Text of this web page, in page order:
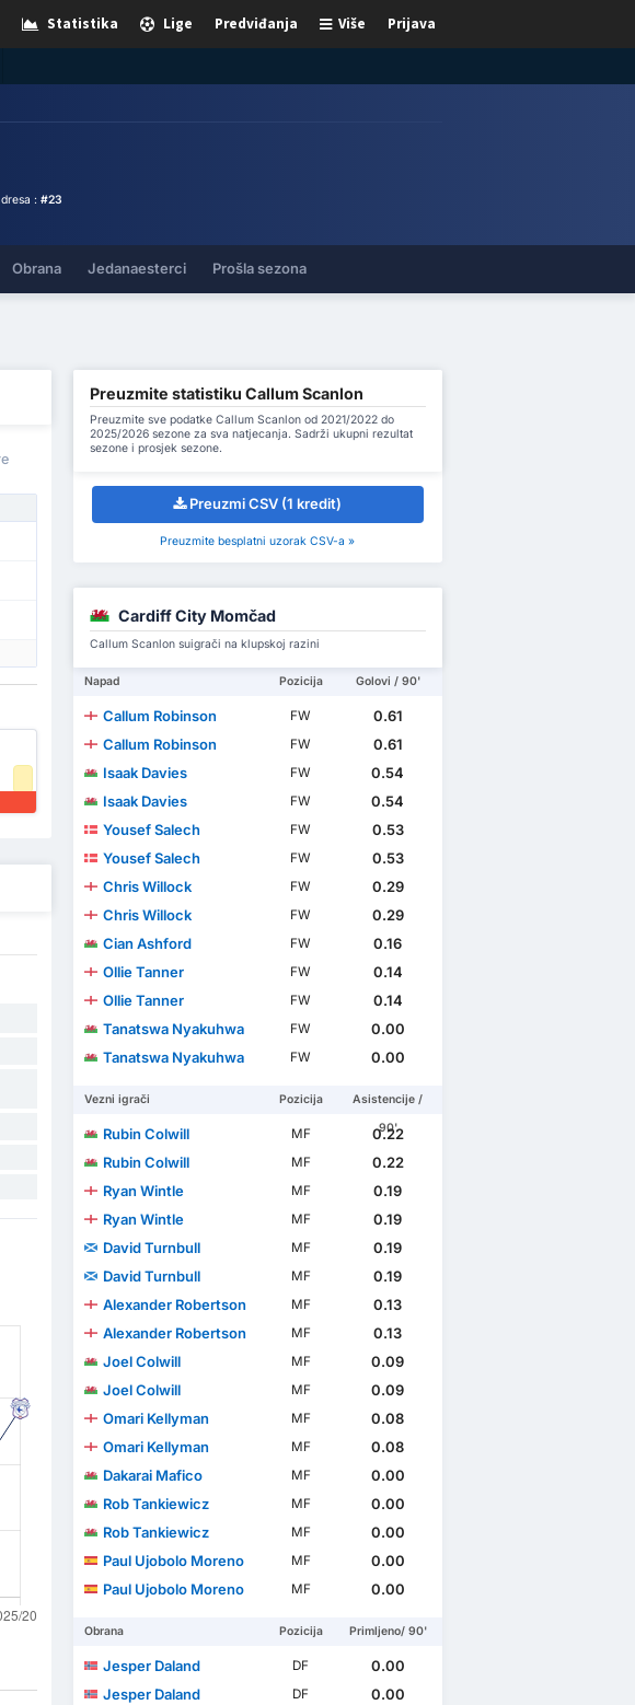
Prijava
Više
Predviđanja
Lige
Statistika
: #23
Obrana Jedanaesterci Prošla sezona
Preuzmite statistiku Callum Scanlon
Preuzmite sve podatke Callum Scanlon od 2021/2022 do
2025/2026 sezone za sva natjecanja. Sadrži ukupni rezultat
sezone i prosjek sezone.
Preuzmi CSV (1 kredit)
Preuzmite besplatni uzorak CSV-a »
Cardiff City Momčad
Callum Scanlon suigrači na klupskoj razini
Napad Pozicija Golovi / 90'
Callum Robinson FW
0.61
Callum Robinson
FW
0.61
Isaak Davies
FW
0.54
Isaak Davies
FW
0.54
Yousef Salech
FW
0.53
Yousef Salech
FW
0.53
Chris Willock
FW
0.29
Chris Willock
FW
0.29
Cian Ashford
FW
0.16
Ollie Tanner
FW
0.14
Ollie Tanner
FW
0.14
Tanatswa Nyakuhwa
FW
0.00
Tanatswa Nyakuhwa
FW 0.00
Vezni igrači Pozicija
Asistencije /
90'
Rubin Colwill MF
0.22
Rubin Colwill
MF
0.22
Ryan Wintle
MF
0.19
Ryan Wintle
MF
0.19
David Turnbull
MF
0.19
David Turnbull
MF
0.19
Alexander Robertson
MF
0.13
Alexander Robertson
MF
0.13
Joel Colwill
MF
0.09
Joel Colwill
MF
0.09
Omari Kellyman
MF
0.08
Omari Kellyman
MF
0.08
Dakarai Mafico
MF
0.00
Rob Tankiewicz
MF
0.00
Rob Tankiewicz
MF
0.00
Paul Ujobolo Moreno
MF
0.00
Paul Ujobolo Moreno
MF 0.00
Obrana Pozicija Primljeno/ 90'
Jesper Daland DF
0.00
Jesper Daland
DF
0.00